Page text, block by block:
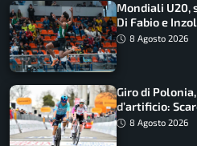
Mondiali U20,
Di Fabio e
Castellani e
8 Agosto 2026
Giro di
d’artificio:
maglia di
8 Agosto 2026